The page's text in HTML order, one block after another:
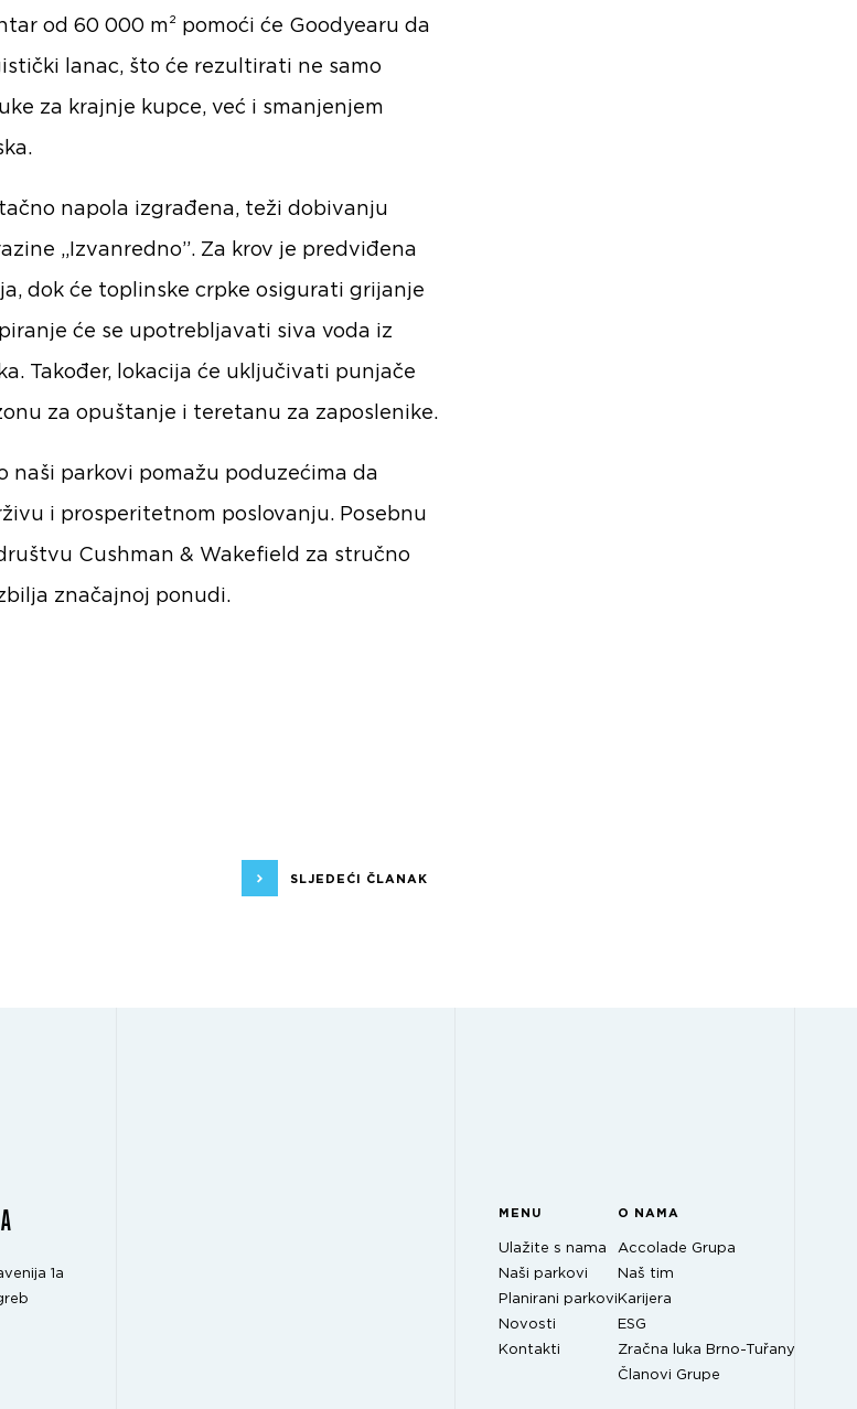
od 60 000 m² pomoći će Goodyearu da
lanac, što će rezultirati ne samo
za krajnje kupce, već i smanjenjem
napola izgrađena, teži dobivanju
„Izvanredno”. Za krov je predviđena
dok će toplinske crpke osigurati grijanje
će se upotrebljavati siva voda iz
Također, lokacija će uključivati punjače
za opuštanje i teretanu za zaposlenike.
naši parkovi pomažu poduzećima da
i prosperitetnom poslovanju. Posebnu
Cushman & Wakefield za stručno
značajnoj ponudi.
SLJEDEĆI ČLANAK
1a
MENU
Ulažite s nama
Naši parkovi
Planirani parkovi
Novosti
Kontakti
O NAMA
Accolade Grupa
Naš tim
Karijera
ESG
Zračna luka Brno-Tuřany
Članovi Grupe